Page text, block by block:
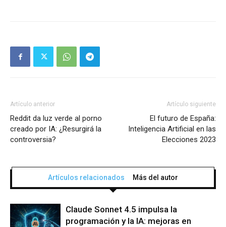
Artículo anterior
Reddit da luz verde al porno
creado por IA: ¿Resurgirá la
controversia?
Artículo siguiente
El futuro de España:
Inteligencia Artificial en las
Elecciones 2023
Artículos relacionados Más del autor
Claude Sonnet 4.5 impulsa la
programación y la IA: mejoras en